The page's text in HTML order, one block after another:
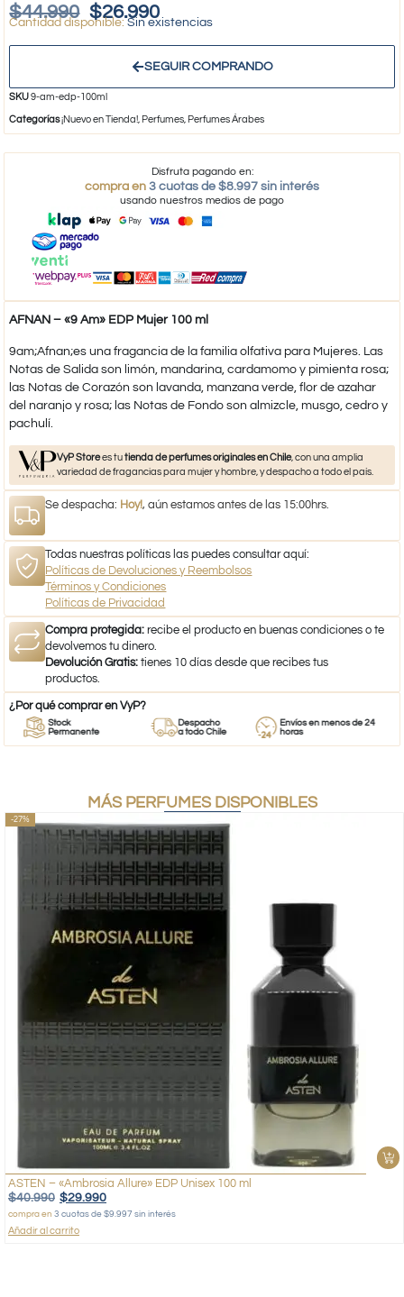
$44.990 $26.990
Sin existencias
SEGUIR COMPRANDO
SKU9-am-edp-100ml
Categorías¡Nuevo en Tienda!, Perfumes, Perfumes Árabes
Disfruta pagando en:
compra en 3 cuotas de $8.997 sin interés
usando nuestros medios de pago
AFNAN – «9 Am» EDP Mujer 100 ml
9am;Afnan;es una fragancia de la familia olfativa para Mujeres. Las
Notas de Salida son limón, mandarina, cardamomo y pimienta rosa;
las Notas de Corazón son lavanda, manzana verde, flor de azahar
del naranjo y rosa; las Notas de Fondo son almizcle, musgo, cedro y
pachulí.
VyP Storees tutienda de perfumes originales en Chile, con una amplia
variedad de fragancias para mujer y hombre, y despacho a todo el país.
Se despacha: Hoy!, aún estamos antes de las 15:00hrs.
Todas nuestras políticas las puedes consultar aquí:
Políticas de Devoluciones y Reembolsos
Términos y Condiciones
Políticas de Privacidad
Compra protegida: recibe el producto en buenas condiciones o te
devolvemos tu dinero.
Devolución Gratis: tienes 10 días desde que recibes tus
productos.
¿Por qué comprar en VyP?
Stock
Permanente
Despacho
a todo Chile
Envíos en menos de 24
horas
MÁS PERFUMES DISPONIBLES
-27%
ASTEN – «Ambrosia Allure» EDP Unisex 100 ml
$40.990 $29.990
compra en 3 cuotas de $9.997 sin interés
Añadir al carrito